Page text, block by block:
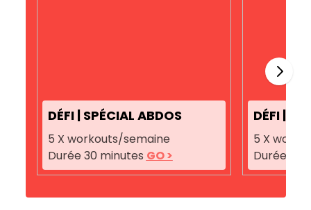
DÉFI | SPÉCIAL ABDOS
5 X workouts/semaine
Durée 30 minutes GO >
DÉFI |
5 X
Durée